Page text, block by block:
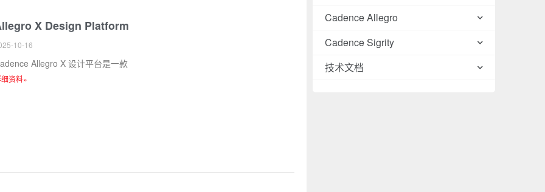
X Design Platform
10-16
Allegro X 设计平台是一款
资料»
Cadence Allegro
Cadence Sigrity
技术文档